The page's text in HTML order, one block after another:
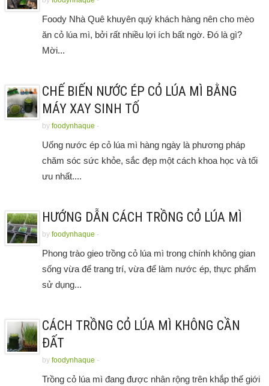
Foody Nhà Quê khuyên quý khách hàng nên cho mèo
ăn cỏ lúa mì, bởi rất nhiều lợi ích bất ngờ. Đó là gì?
Mời...
CHẾ BIẾN NƯỚC ÉP CỎ LÚA MÌ BẰNG
MÁY XAY SINH TỐ
by foodynhaque -
Uống nước ép cỏ lúa mì hàng ngày là phương pháp
chăm sóc sức khỏe, sắc đẹp một cách khoa học và tối
ưu nhất....
HƯỚNG DẪN CÁCH TRỒNG CỎ LÚA MÌ
by foodynhaque -
Phong trào gieo trồng cỏ lúa mì trong chính không gian
sống vừa để trang trí, vừa để làm nước ép, thực phẩm
sử dụng...
CÁCH TRỒNG CỎ LÚA MÌ KHÔNG CẦN
ĐẤT
by foodynhaque -
Trồng cỏ lúa mì đang được nhân rộng trên khắp thế giới